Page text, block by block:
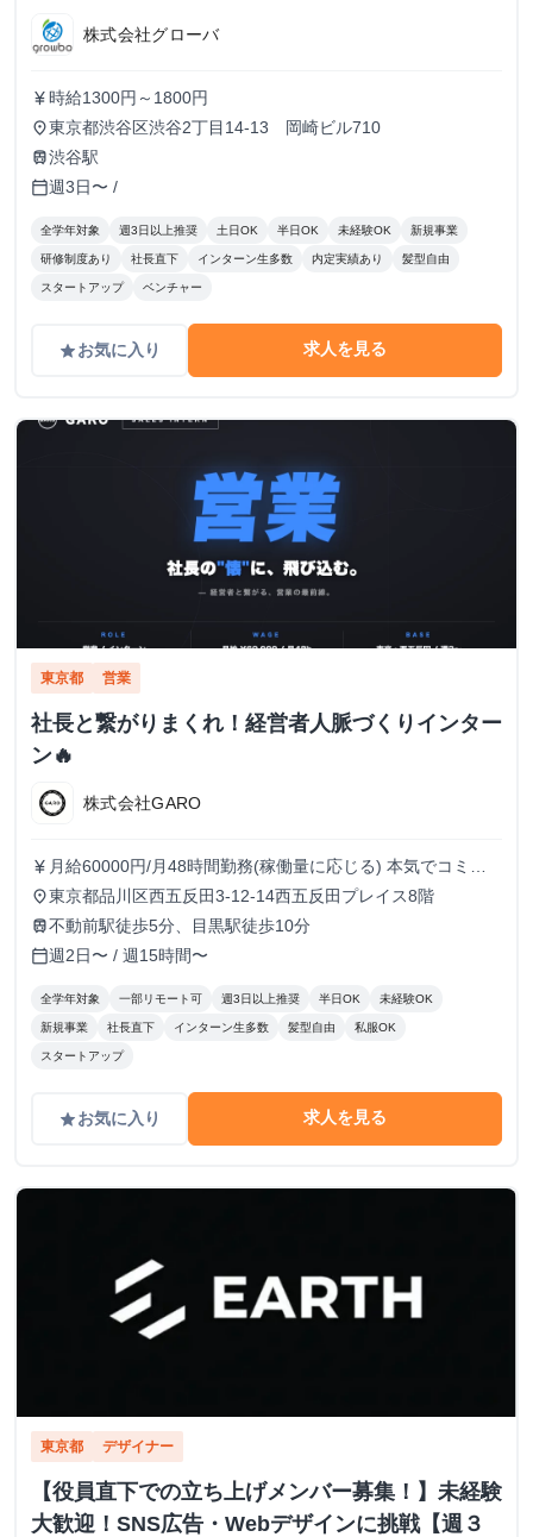
株式会社グローバ
currency_yen 時給1300円～1800円
place東京都渋谷区渋谷2丁目14-13 岡崎ビル710
train渋谷駅
calendar_today週3日〜 /
全学年対象 週3日以上推奨 土日OK 半日OK 未経験OK 新規事業
研修制度あり 社長直下 インターン生多数 内定実績あり 髪型自由
スタートアップ ベンチャー
gradeお気に入り 求人を見る
東京都 営業
社長と繋がりまくれ！経営者人脈づくりインター
ン🔥
株式会社GARO
currency_yen 月給60000円/月48時間勤務(稼働量に応じる) 本気でコミッ
トすれば、学生でも圧倒的な実績と報酬を得られる環境で
す！
place東京都品川区西五反田3-12-14西五反田プレイス8階
train不動前駅徒歩5分、目黒駅徒歩10分
calendar_today週2日〜 / 週15時間〜
全学年対象 一部リモート可 週3日以上推奨 半日OK 未経験OK
新規事業 社長直下 インターン生多数 髪型自由 私服OK
スタートアップ
gradeお気に入り 求人を見る
東京都 デザイナー
【役員直下での立ち上げメンバー募集！】未経験
大歓迎！SNS広告・Webデザインに挑戦【週３